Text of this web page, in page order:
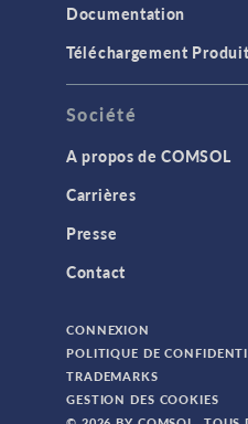
Documentation
Téléchargement Produit
Société
A propos de COMSOL
Carrières
Presse
Contact
CONNEXION
POLITIQUE DE
TRADEMARKS
GESTION DES COOKIES